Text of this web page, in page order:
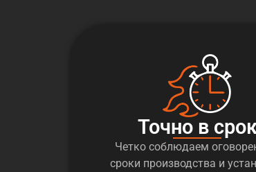
Точно в
Четко соблюдаем
сроки производства и